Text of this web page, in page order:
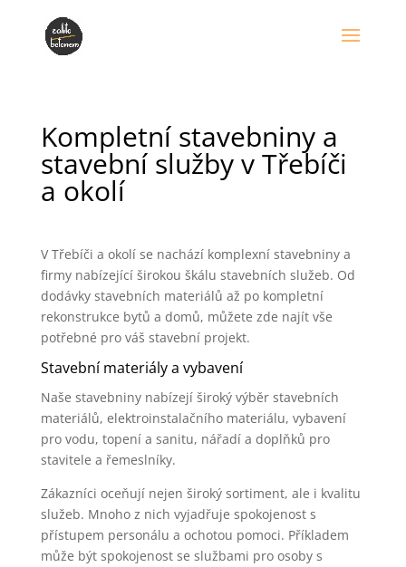
Kompletní stavebniny a
stavební služby v Třebíči
a okolí
V Třebíči a okolí se nachází komplexní stavebniny a
firmy nabízející širokou škálu stavebních služeb. Od
dodávky stavebních materiálů až po kompletní
rekonstrukce bytů a domů, můžete zde najít vše
potřebné pro váš stavební projekt.
Stavební materiály a vybavení
Naše stavebniny nabízejí široký výběr stavebních
materiálů, elektroinstalačního materiálu, vybavení
pro vodu, topení a sanitu, nářadí a doplňků pro
stavitele a řemeslníky.
Zákazníci oceňují nejen široký sortiment, ale i kvalitu
služeb. Mnoho z nich vyjadřuje spokojenost s
přístupem personálu a ochotou pomoci. Příkladem
může být spokojenost se službami pro osoby s